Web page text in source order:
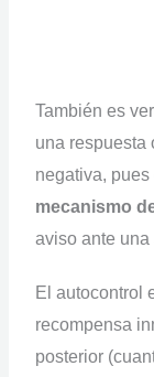
También es
una respuesta
negativa, pues
mecanismo
aviso ante
El autocontrol
recompensa
posterior